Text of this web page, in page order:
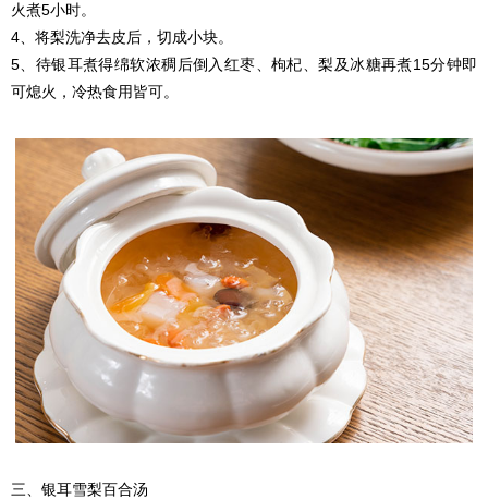
火煮5小时。
4、将梨洗净去皮后，切成小块。
5、待银耳煮得绵软浓稠后倒入红枣、枸杞、梨及冰糖再煮15分钟即
可熄火，冷热食用皆可。
三、银耳雪梨百合汤